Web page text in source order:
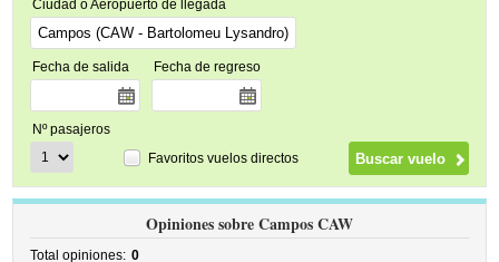
Ciudad o Aeropuerto de llegada
Fecha de salida Fecha de regreso
Nº pasajeros
Favoritos vuelos directos
Opiniones sobre Campos CAW
Total opiniones: 0